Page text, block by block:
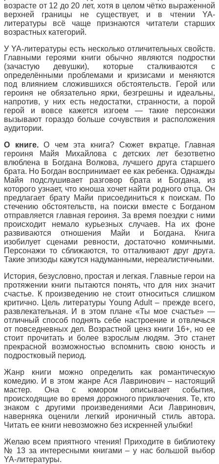
возрасте от 12 до 20 лет, хотя в целом чётко выраженной
верхней границы не существует, и в чтении YA-
литературы всё чаще признаются читатели старших
возрастных категорий.
У YA-литературы есть несколько отличительных свойств.
Главными героями книги обычно являются подростки
(зачастую девушки), которые сталкиваются с
определёнными проблемами и кризисами и меняются
под влиянием сложившихся обстоятельств. Герой или
героиня не обязательно ярки, безгрешны и идеальны,
напротив, у них есть недостатки, странности, а порой
герой и вовсе кажется изгоем — такие персонажи
вызывают гораздо больше сочувствия и расположения
аудитории.
О книге. О чем эта книга? Сюжет вкратце. Главная
героиня Майя Михайлова с детских лет безответно
влюблена в Богдана Волкова, лучшего друга старшего
брата. Но Богдан воспринимает ее как ребенка. Однажды
Майя подслушивает разговор брата и Богдана, из
которого узнает, что юноша хочет найти родного отца. Он
предлагает брату Майи присоединиться к поискам. По
стечению обстоятельств, на поиски вместе с Богданом
отправляется главная героиня. За время поездки с ними
происходит немало курьезных случаев. На их фоне
развиваются отношения Майи и Богдана. Книга
изобилует сценами ревности, достаточно комичными.
Персонажи то сближаются, то отталкивают друг друга.
Такие эпизоды кажутся надуманными, нереалистичными.
История, безусловно, простая и легкая. Главные герои на
протяжении книги пытаются понять, что для них значит
счастье. К произведению не стоит относиться слишком
критично. Цель литературы Young Adult – прежде всего,
развлекательная. И в этом плане «Ты мое счастье» —
отличный способ поднять себе настроение и отвлечься
от повседневных дел. Возрастной ценз книги 16+, но ее
стоит прочитать и более взрослым людям. Это станет
прекрасной возможностью вспомнить свою юность и
подростковый период.
Жанр книги можно определить как романтическую
комедию. И в этом жанре Ася Лавринович – настоящий
мастер. Она с юмором описывает события,
происходящие во время дорожного приключения. Те, кто
знаком с другими произведениями Аси Лавринович,
наверняка оценили легкий ироничный стиль автора.
Читать ее книги невозможно без искренней улыбки!
Желаю всем приятного чтения! Приходите в библиотеку
№ 13 за интересными книгами – у нас большой выбор
YA-литературы.